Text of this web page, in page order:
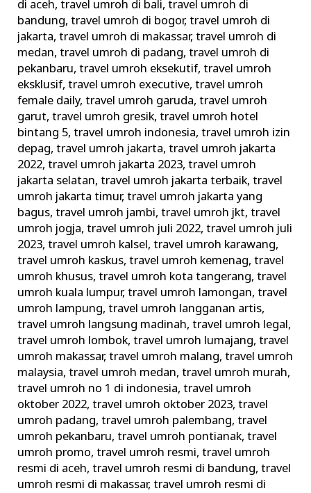
di aceh,travel umroh di bali,travel umroh di
bandung,travel umroh di bogor,travel umroh di
jakarta,travel umroh di makassar,travel umroh di
medan,travel umroh di padang,travel umroh di
pekanbaru,travel umroh eksekutif,travel umroh
eksklusif,travel umroh executive,travel umroh
female daily,travel umroh garuda,travel umroh
garut,travel umroh gresik,travel umroh hotel
bintang 5,travel umroh indonesia,travel umroh izin
depag,travel umroh jakarta,travel umroh jakarta
2022,travel umroh jakarta 2023,travel umroh
jakarta selatan,travel umroh jakarta terbaik,travel
umroh jakarta timur,travel umroh jakarta yang
bagus,travel umroh jambi,travel umroh jkt,travel
umroh jogja,travel umroh juli 2022,travel umroh juli
2023,travel umroh kalsel,travel umroh karawang,
travel umroh kaskus,travel umroh kemenag,travel
umroh khusus,travel umroh kota tangerang,travel
umroh kuala lumpur,travel umroh lamongan,travel
umroh lampung,travel umroh langganan artis,
travel umroh langsung madinah,travel umroh legal,
travel umroh lombok,travel umroh lumajang,travel
umroh makassar,travel umroh malang,travel umroh
malaysia,travel umroh medan,travel umroh murah,
travel umroh no 1 di indonesia,travel umroh
oktober 2022,travel umroh oktober 2023,travel
umroh padang,travel umroh palembang,travel
umroh pekanbaru,travel umroh pontianak,travel
umroh promo,travel umroh resmi,travel umroh
resmi di aceh,travel umroh resmi di bandung,travel
umroh resmi di makassar,travel umroh resmi di